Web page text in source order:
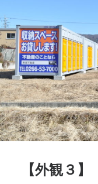
【外観３】